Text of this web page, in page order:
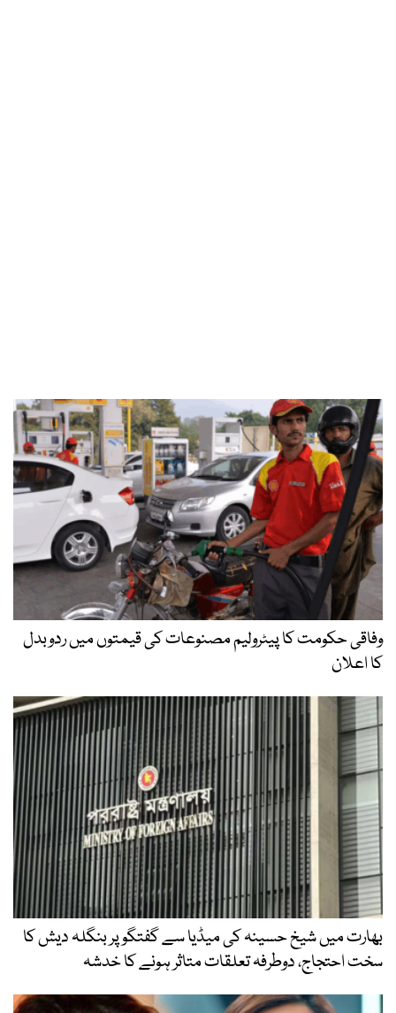
وفاقی حکومت کا پیٹرولیم مصنوعات کی قیمتوں میں ردوبدل
کا اعلان
بھارت میں شیخ حسینہ کی میڈیا سے گفتگو پر بنگلہ دیش کا
سخت احتجاج، دوطرفہ تعلقات متاثر ہونے کا خدشہ